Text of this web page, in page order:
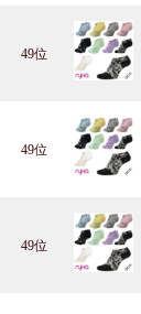
49位
49位
49位